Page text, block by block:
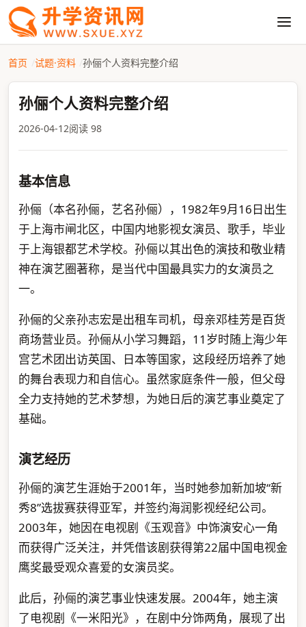
首页 试题·资料 孙俪个人资料完整介绍
孙俪个人资料完整介绍
2026-04-12阅读 98
基本信息
孙俪（本名孙俪，艺名孙俪），1982年9月16日出生
于上海市闸北区，中国内地影视女演员、歌手，毕业
于上海银都艺术学校。孙俪以其出色的演技和敬业精
神在演艺圈著称，是当代中国最具实力的女演员之
一。
孙俪的父亲孙志宏是出租车司机，母亲邓桂芳是百货
商场营业员。孙俪从小学习舞蹈，11岁时随上海少年
宫艺术团出访英国、日本等国家，这段经历培养了她
的舞台表现力和自信心。虽然家庭条件一般，但父母
全力支持她的艺术梦想，为她日后的演艺事业奠定了
基础。
演艺经历
孙俪的演艺生涯始于2001年，当时她参加新加坡“新
秀8”选拔赛获得亚军，并签约海润影视经纪公司。
2003年，她因在电视剧《玉观音》中饰演安心一角
而获得广泛关注，并凭借该剧获得第22届中国电视金
鹰奖最受观众喜爱的女演员奖。
此后，孙俪的演艺事业快速发展。2004年，她主演
了电视剧《一米阳光》，在剧中分饰两角，展现了出